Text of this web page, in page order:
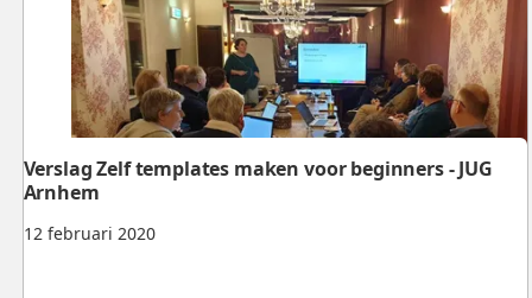
12 februari 2020
Verslag Zelf templates maken voor beginners - JUG
Arnhem